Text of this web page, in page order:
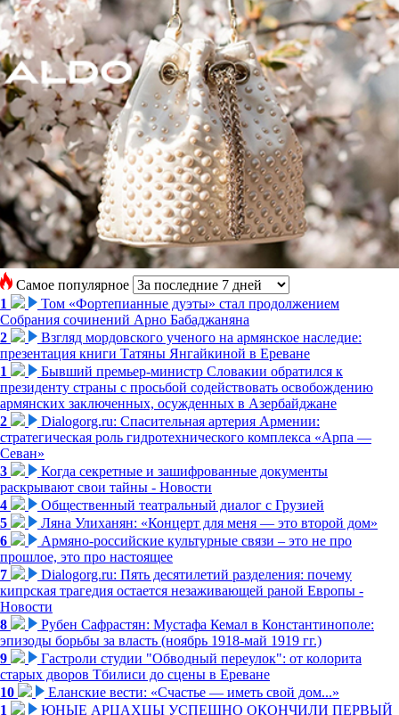
Самое популярное
1
Том «Фортепианные дуэты» стал продолжением
Собрания сочинений Арно Бабаджаняна
2
Взгляд мордовского ученого на армянское наследие:
презентация книги Татяны Янгайкиной в Ереване
1
Бывший премьер-министр Словакии обратился к
президенту страны с просьбой содействовать освобождению
армянских заключенных, осужденных в Азербайджане
2
Dialogorg.ru: Спасительная артерия Армении:
стратегическая роль гидротехнического комплекса «Арпа —
Севан»
3
Когда секретные и зашифрованные документы
раскрывают свои тайны - Новости
4
Общественный театральный диалог с Грузией
5
Ляна Улиханян: «Концерт для меня — это второй дом»
6
Армяно-российские культурные связи – это не про
прошлое, это про настоящее
7
Dialogorg.ru: Пять десятилетий разделения: почему
кипрская трагедия остается незаживающей раной Европы -
Новости
8
Рубен Сафрастян: Мустафа Кемал в Константинополе:
эпизоды борьбы за власть (ноябрь 1918-май 1919 гг.)
9
Гастроли студии "Обводный переулок": от колорита
старых дворов Тбилиси до сцены в Ереване
10
Еланские вести: «Счастье — иметь свой дом...»
1
ЮНЫЕ АРЦАХЦЫ УСПЕШНО ОКОНЧИЛИ ПЕРВЫЙ